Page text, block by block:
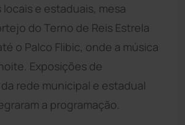
e estaduais, mesa
do Terno de Reis Estrela
o Palco Flibic, onde a música
Exposições de
rede municipal e estadual
a programação.